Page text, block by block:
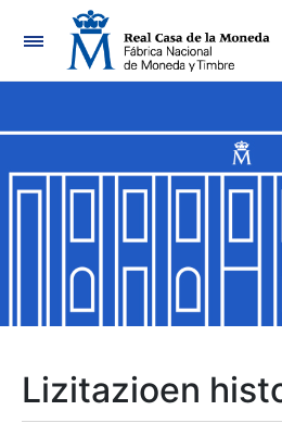
Nabigazioa
Erakutsi/Ezkutatu
Erakutsi/Ezkutatu
Erakutsi/Ezkutatu
Lizitazioen